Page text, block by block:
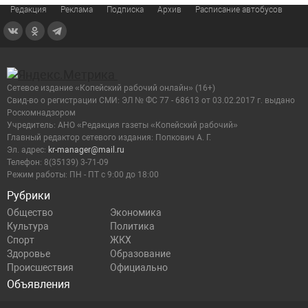
Редакция Реклама Подписка Архив Расписание автобусов
Рубрики
Общество
Экономика
Культура
Политика
Спорт
ЖКХ
Здоровье
Образование
Происшествия
Официально
Объявления
Сетевое издание «Копейский рабочий онлайн» (16+)
Cвид-во о регистрации СМИ: ЭЛ № ФС 77 - 68613 от 03.02.2017 г. выдано
Роскомнадзором
Учредитель: АНО «Редакция газеты «Копейский рабочий»
Главный редактор сетевого издания: Попкович А. Г.
Эл. адрес: kr-manager@mail.ru
Телефон: 8(35139) 3-71-09
Режим работы: ПН - ПТ с 9:00 до 18:00